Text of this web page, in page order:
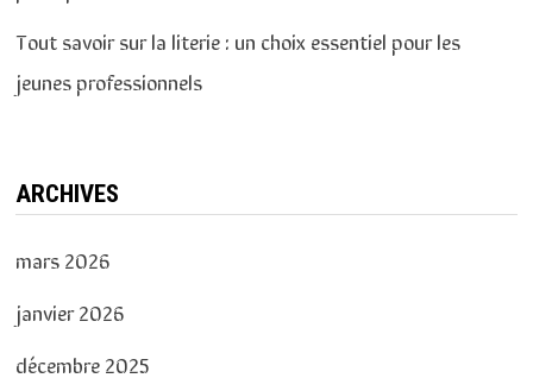
Tout savoir sur la literie : un choix essentiel pour les
jeunes professionnels
ARCHIVES
mars 2026
janvier 2026
décembre 2025